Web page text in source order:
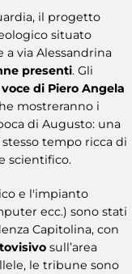
il progetto
situato
via Alessandrina
presenti. Gli
voce di Piero Angela
mostreranno i
di Augusto: una
tempo ricca di
scientifico.
e l'impianto
ecc.) sono stati
Capitolina, con
visivo sull’area
le tribune sono